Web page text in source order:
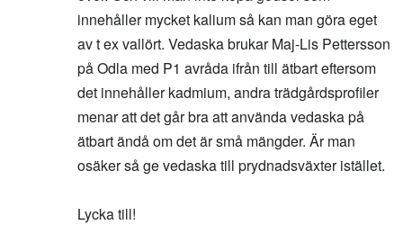
innehåller mycket kalium så kan man göra eget
av t ex vallört. Vedaska brukar Maj-Lis Pettersson
på Odla med P1 avråda ifrån till ätbart eftersom
det innehåller kadmium, andra trädgårdsprofiler
menar att det går bra att använda vedaska på
ätbart ändå om det är små mängder. Är man
osäker så ge vedaska till prydnadsväxter istället.
Lycka till!